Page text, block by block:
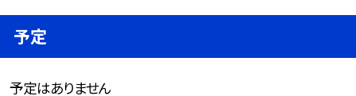
予定
予定はありません